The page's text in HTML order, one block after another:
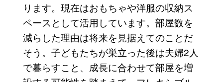
ります。現在はおもちゃや洋服の収納ス
ペースとして活用しています。部屋数を
減らした理由は将来を見据えてのことだ
そう。子どもたちが巣立った後は夫婦2人
で暮らすこと、成長に合わせて部屋を増